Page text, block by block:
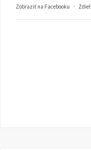
Zobraziť na Facebooku ·